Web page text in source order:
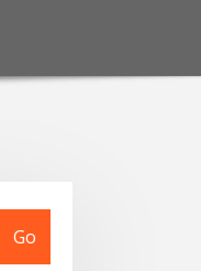
Go